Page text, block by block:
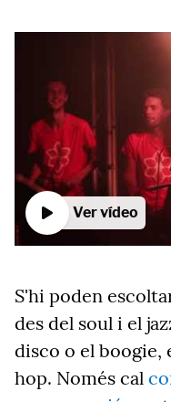
Ver vídeo
S'hi poden
des del soul i el
disco o el boogie,
hop. Només cal